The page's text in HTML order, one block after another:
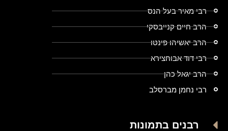
רבי מאיר בעל הנס
הרב חיים קנייבסקי
הרב יאשיהו פינטו
רבי דוד אבוחצירא
הרב יגאל כהן
רבי נחמן מברסלב
רבנים בתמונות